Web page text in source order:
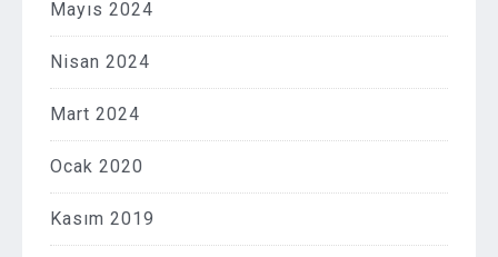
Mayıs 2024
Nisan 2024
Mart 2024
Ocak 2020
Kasım 2019